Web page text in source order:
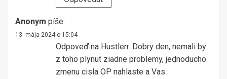
Anonym píše:
13. mája 2024 o 15:04
Odpoveď na Hustlerr. Dobry den, nemali by
z toho plynut ziadne problemy, jednoducho
zmenu cisla OP nahlaste a Vas